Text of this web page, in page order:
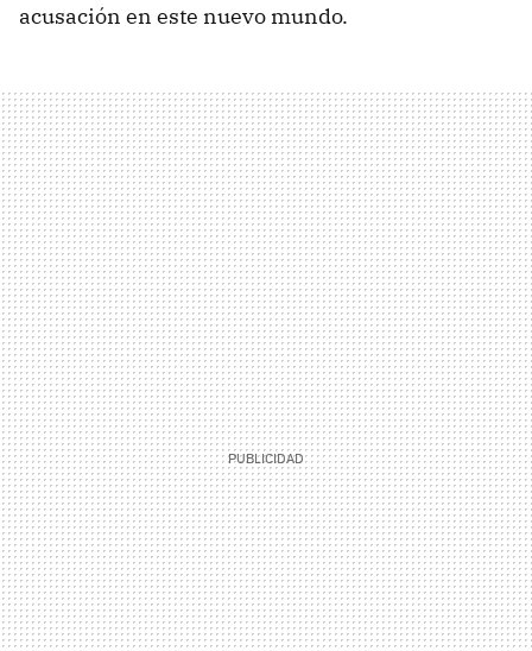
acusación en este nuevo mundo.